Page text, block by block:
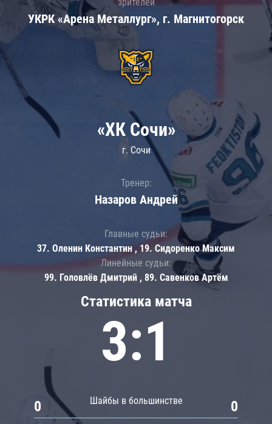
УКРК «Арена Металлург», г. Магнитогорск
Статистика матча
3:1
Шайбы в большинстве
0 0
«ХК Сочи»
г. Сочи
Тренер:
Назаров Андрей
Главные судьи:
37. Оленин Константин , 19. Сидоренко Максим
Линейные судьи:
99. Головлёв Дмитрий , 89. Савенков Артём